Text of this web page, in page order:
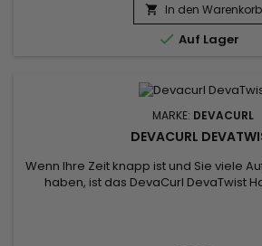
 In den Warenkorb
 Auf Lager
MARKE: DEVACURL
DEVACURL
Wenn Ihre Zeit knapp ist und Sie viele
haben, ist das DevaCurl DevaTwist